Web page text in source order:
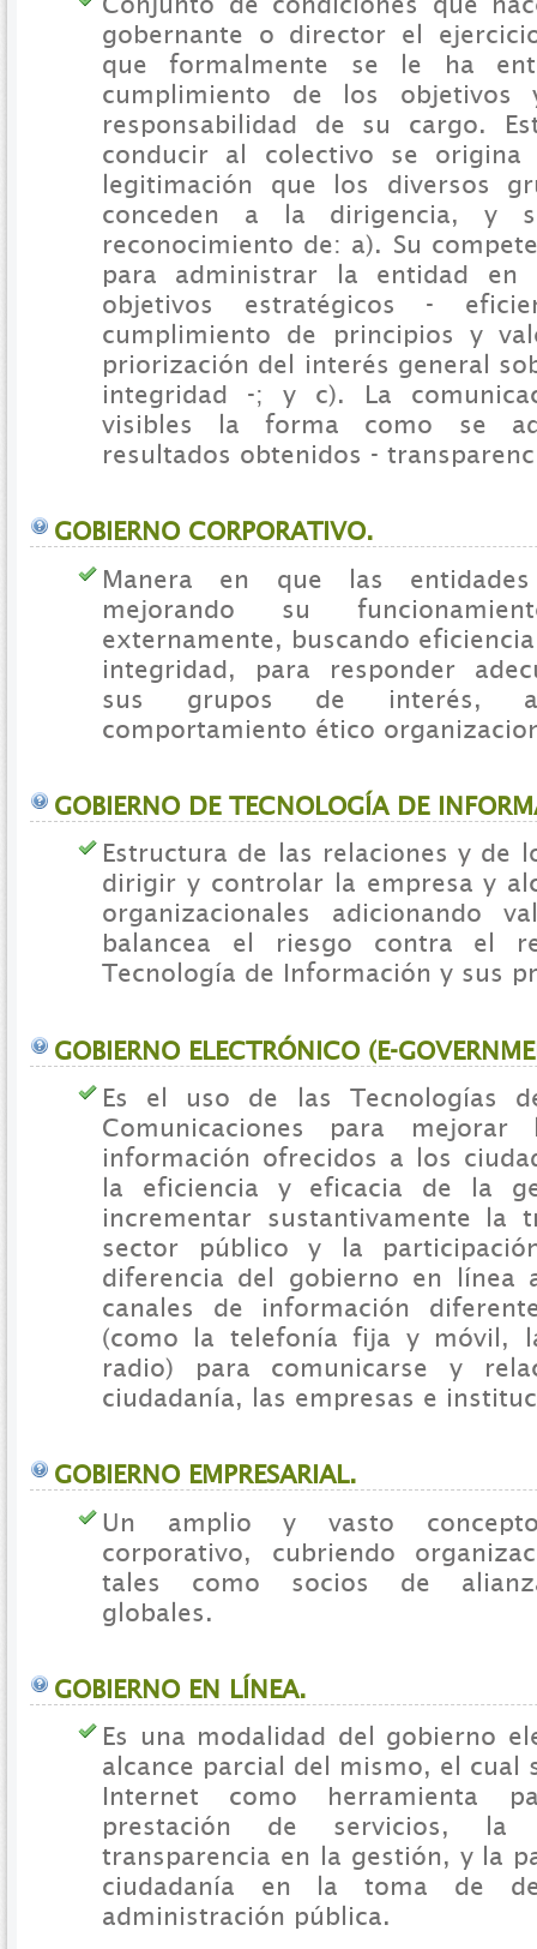
gobernante o director el
que formalmente se le ha
cumplimiento de los
responsabilidad de su cargo.
conducir al colectivo se
legitimación que los diversos
conceden a la dirigencia, y
reconocimiento de: a). Su
para administrar la entidad
objetivos estratégicos -
cumplimiento de principios y
priorización del interés general
integridad -; y c). La
visibles la forma como se
resultados obtenidos -
GOBIERNO CORPORATIVO.
Manera en que las
mejorando su
externamente, buscando
integridad, para responder
sus grupos de interés,
comportamiento ético
GOBIERNO DE TECNOLOGÍA DE
Estructura de las relaciones y de
dirigir y controlar la empresa y
organizacionales adicionando
balancea el riesgo contra el
Tecnología de Información y sus
GOBIERNO ELECTRÓNICO (E-
Es el uso de las Tecnologías
Comunicaciones para
información ofrecidos a los
la eficiencia y eficacia de la
incrementar sustantivamente la
sector público y la
diferencia del gobierno en línea
canales de información
(como la telefonía fija y móvil,
radio) para comunicarse y
ciudadanía, las empresas e
GOBIERNO EMPRESARIAL.
Un amplio y vasto
corporativo, cubriendo
tales como socios de
globales.
GOBIERNO EN LÍNEA.
Es una modalidad del gobierno
alcance parcial del mismo, el cual
Internet como herramienta
prestación de servicios,
transparencia en la gestión, y la
ciudadanía en la toma de
administración pública.